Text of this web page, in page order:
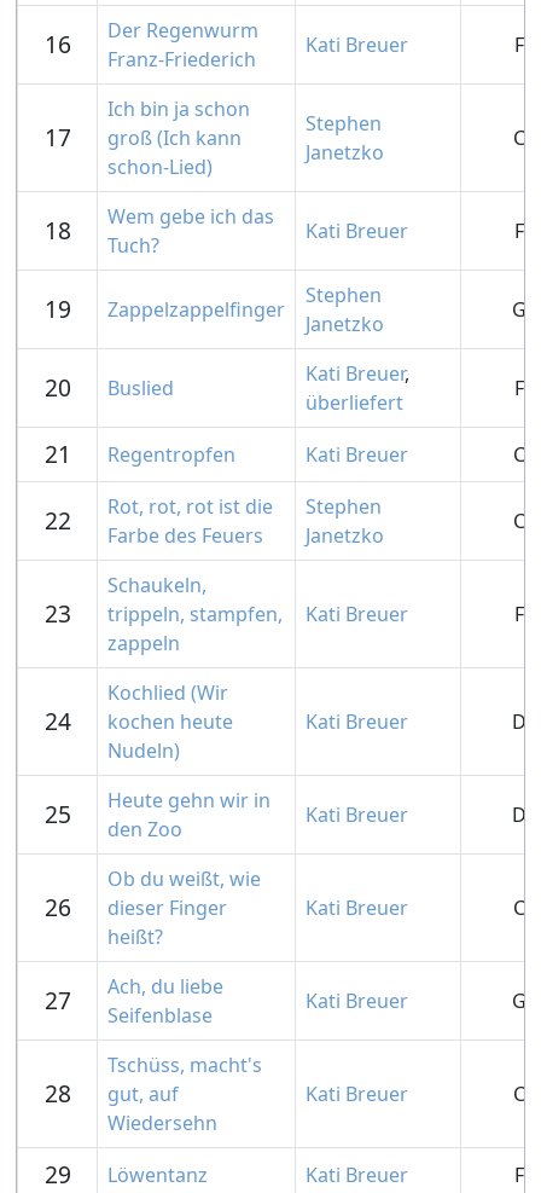
16
Der Regenwurm
Franz-Friederich
Kati Breuer F
17
Ich bin ja schon
groß (Ich kann
schon-Lied)
Stephen
Janetzko
C
18
Wem gebe ich das
Tuch?
Kati Breuer F
19 Zappelzappelfinger
Stephen
Janetzko
G
20 Buslied
Kati Breuer,
überliefert
F
21 Regentropfen Kati Breuer C
22
Rot, rot, rot ist die
Farbe des Feuers
Stephen
Janetzko
C
23
Schaukeln,
trippeln, stampfen,
zappeln
Kati Breuer F
24
Kochlied (Wir
kochen heute
Nudeln)
Kati Breuer D
25
Heute gehn wir in
den Zoo
Kati Breuer D
26
Ob du weißt, wie
dieser Finger
heißt?
Kati Breuer C
27
Ach, du liebe
Seifenblase
Kati Breuer G
28
Tschüss, macht's
gut, auf
Wiedersehn
Kati Breuer C
29 Löwentanz Kati Breuer F